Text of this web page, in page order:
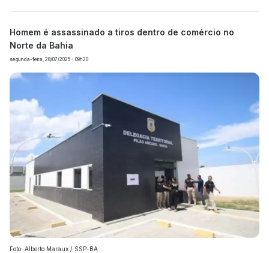
Homem é assassinado a tiros dentro de comércio no
Norte da Bahia
segunda-feira, 28/07/2025 - 09h20
Foto: Alberto Maraux / SSP-BA